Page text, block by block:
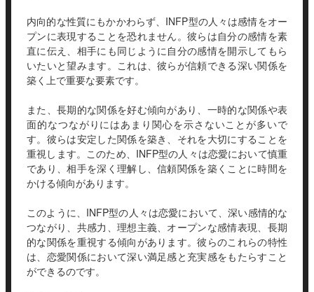
内向的な性質にもかかわらず、INFP型の人々は感情をオー
プンに表現することを恐れません。彼らは自分の感情を素
直に伝え、相手にも同じように自分の感情を開示してもら
いたいと望みます。これは、彼らが信頼できる深い関係を
築く上で重要な要素です。
また、長期的な関係を好む傾向があり、一時的な関係や表
面的なつながりにはあまり関心を示さないことが多いで
す。彼らは安定した関係を築き、それを大切にすることを
重視します。このため、INFP型の人々は恋愛において慎重
であり、相手を深く理解し、信頼関係を築くことに時間を
かける傾向があります。
このように、INFP型の人々は恋愛において、深い感情的な
つながり、共感力、理想主義、オープンな感情表現、長期
的な関係を重視する傾向があります。彼らのこれらの特性
は、恋愛関係において深い満足感と充実感をもたらすこと
ができるのです。